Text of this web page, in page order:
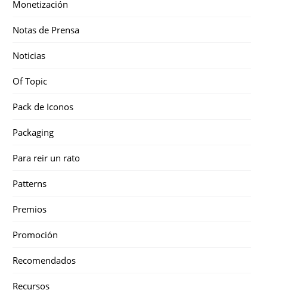
Monetización
Notas de Prensa
Noticias
Of Topic
Pack de Iconos
Packaging
Para reir un rato
Patterns
Premios
Promoción
Recomendados
Recursos